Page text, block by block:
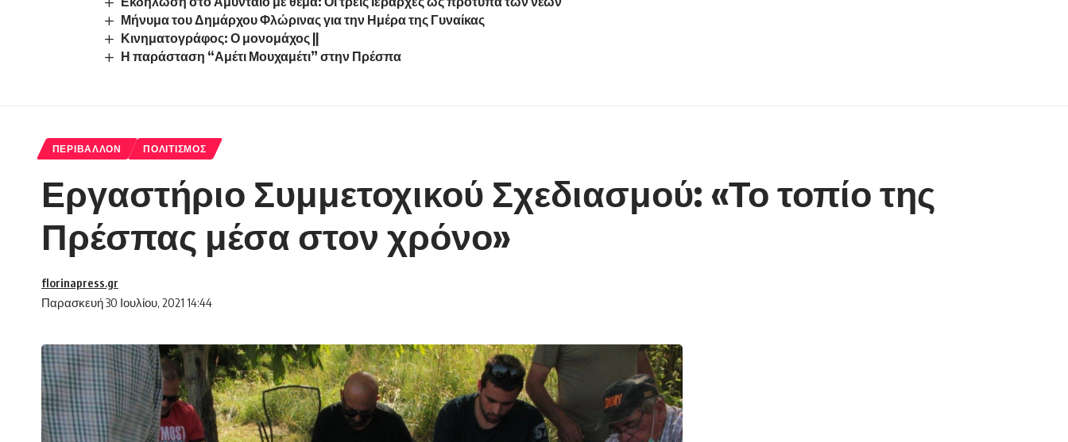
Μήνυμα του Δημάρχου Φλώρινας για την Ημέρα της Γυναίκας
Κινηματογράφος: Ο μονομάχος ||
Η παράσταση “Αμέτι Μουχαμέτι” στην Πρέσπα
ΠΕΡΙΒΆΛΛΟΝ ΠΟΛΙΤΙΣΜΌΣ
Εργαστήριο Συμμετοχικού Σχεδιασμού: «Το τοπίο της
Πρέσπας μέσα στον χρόνο»
Παρασκευή 30 Ιουλίου, 2021 14:44
florinapress.gr